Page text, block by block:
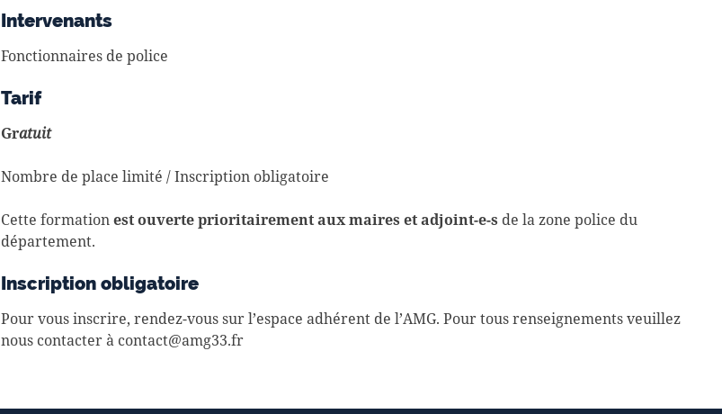
Intervenants
Fonctionnaires de police
Tarif
Gratuit
Nombre de place limité / Inscription obligatoire
Cette formationest ouverte prioritairement aux maires et adjoint-e-s de la zone police du
département.
Inscription obligatoire
Pour vous inscrire, rendez-vous sur l’espace adhérent de l’AMG. Pour tous renseignements veuillez
nous contacter à contact@amg33.fr